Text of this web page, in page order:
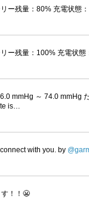
ー残量：80% 充電状態
ー残量：100% 充電状態
mmHg ～ 74.0 mmHg
is…
with you. by
！！😬